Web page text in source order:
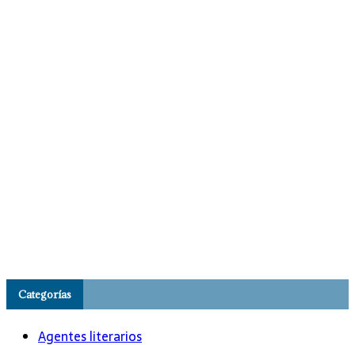
Categorías
Agentes literarios